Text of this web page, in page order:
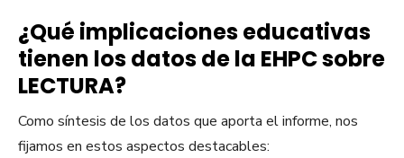
¿Qué implicaciones educativas
tienen los datos de la EHPC sobre
LECTURA?
Como síntesis de los datos que aporta el informe, nos
fijamos en estos aspectos destacables: